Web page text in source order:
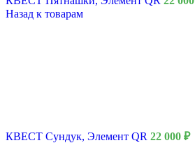
Назад к товарам
КВЕСТ Сундук, Элемент QR 22 000 ₽